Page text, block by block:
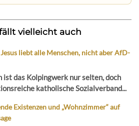
vielleicht auch
liebt alle Menschen, nicht aber AfD-
ist das Kolpingwerk nur selten, doch
katholische Sozialverband...
Existenzen und „Wohnzimmer“ auf